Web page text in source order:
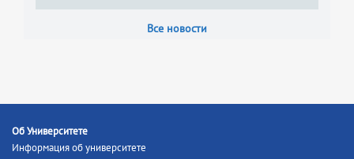
Все новости
Об Университете
Информация об университете